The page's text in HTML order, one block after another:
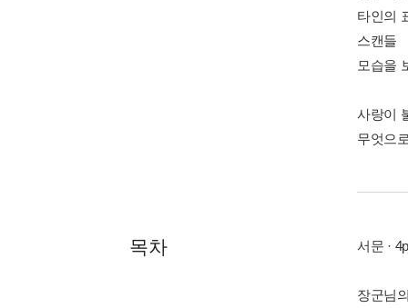
타인의
스캔들
모습을
사랑이
무엇으
목차 서문 · 4p
장군님